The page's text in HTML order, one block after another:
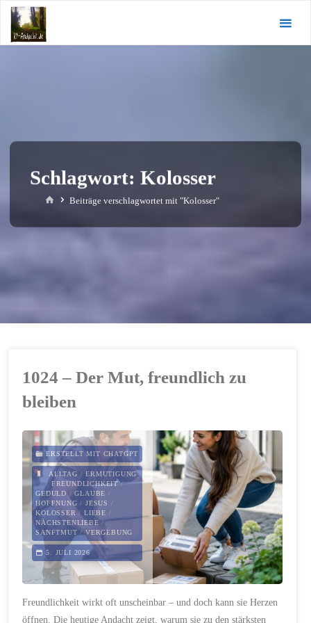
Zum
Inhalt
springen
Schlagwort:Kolosser
StartBeiträge verschlagwortet mit "Kolosser"
1024 – Der Mut, freundlich zu
bleiben
ERSTELLT MIT CHATGPT
ALLTAG /ERMUTIGUNG
/ FREUNDLICHKEIT/
GEDULD /GLAUBE /
HOFFNUNG / JESUS /
KOLOSSER / LIEBE /
NÄCHSTENLIEBE /
SANFTMUT /VERGEBUNG
5. JULI 2026
Freundlichkeit wirkt oft unscheinbar – und doch kann sie Herzen
öffnen. Die heutige Andacht zeigt, warum sie zu den stärksten